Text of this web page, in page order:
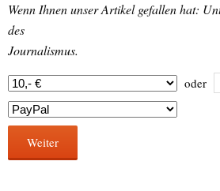
Wenn Ihnen unser Artikel gefallen hat:
des
Journalismus.
oder
Weiter